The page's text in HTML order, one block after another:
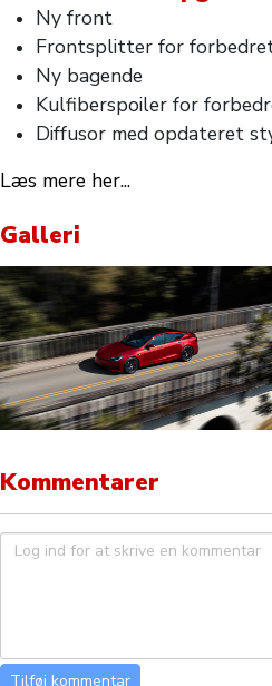
Ny front
Frontsplitter for
Ny bagende
Kulfiberspoiler for
Diffusor med opdateret
Læs mere her...
Galleri
Kommentarer
Tilføj kommentar